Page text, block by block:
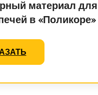
материал для
в «Поликоре»